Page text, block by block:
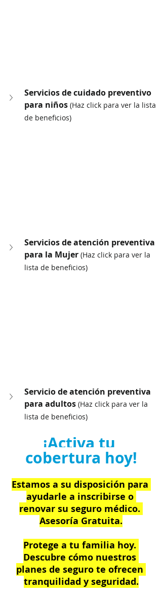
Servicios de cuidado preventivo
para niños (Haz click para ver la lista
de beneficios)
Servicios de atención preventiva
para la Mujer (Haz click para ver la
lista de beneficios)
Servicio de atención preventiva
para adultos (Haz click para ver la
lista de beneficios)
¡Activa tu
cobertura hoy!
Estamos a su disposición para
ayudarle a inscribirse o
renovar su seguro médico.
Asesoría Gratuita.
Protege a tu familia hoy.
Descubre cómo nuestros
planes de seguro te ofrecen
tranquilidad y seguridad.